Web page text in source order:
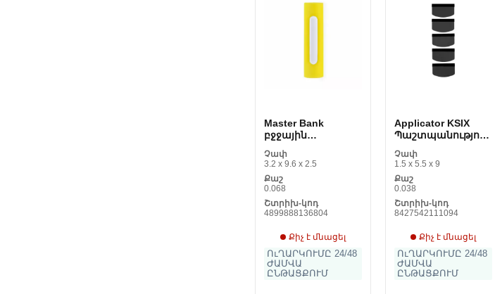
Master Bank
բջջային
համար 144742
Չափ
3.2 x 9.6 x 2.5
Քաշ
0.068
Շտրիխ-կոդ
4899888136804
Քիչ է մնացել
ՈւՂԱՐԿՈՒՄԸ 24/48
ԺԱՄՎԱ
ԸՆԹԱՑՔՈՒՄ
Applicator KSIX
Պաշտպանություն
հեռախոսը Սև (5
Չափ
1.5 x 5.5 x 9
Քաշ
0.038
Շտրիխ-կոդ
8427542111094
Քիչ է մնացել
ՈւՂԱՐԿՈՒՄԸ 24/48
ԺԱՄՎԱ
ԸՆԹԱՑՔՈՒՄ